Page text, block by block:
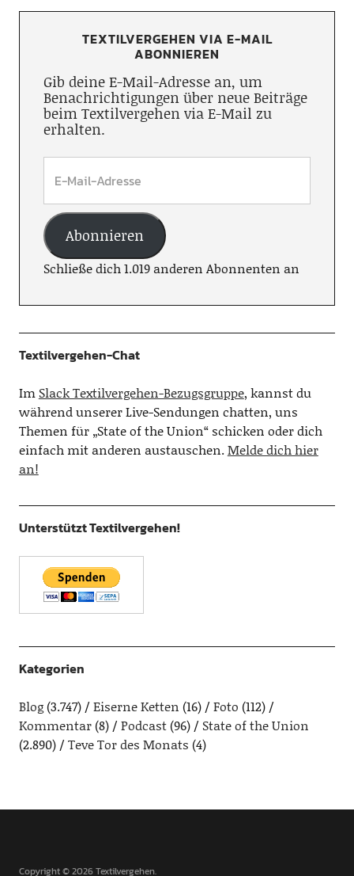
TEXTILVERGEHEN VIA E-MAIL
ABONNIEREN
Gib deine E-Mail-Adresse an, um
Benachrichtigungen über neue Beiträge
beim Textilvergehen via E-Mail zu
erhalten.
Abonnieren
Schließe dich 1.019 anderen Abonnenten an
Textilvergehen-Chat
Im Slack Textilvergehen-Bezugsgruppe, kannst du
während unserer Live-Sendungen chatten, uns
Themen für „State of the Union“ schicken oder dich
einfach mit anderen austauschen.Melde dich hier
an!
Unterstützt Textilvergehen!
Kategorien
Blog(3.747) Eiserne Ketten (16) Foto (112)
Kommentar(8) Podcast(96)
State of the Union
(2.890)
Teve Tor des Monats (4)
Copyright © 2026 Textilvergehen